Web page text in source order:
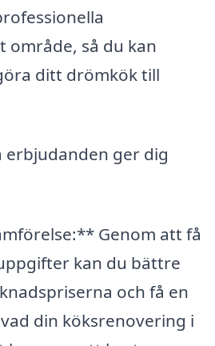
område, så du kan
ditt drömkök till
erbjudanden ger dig
Genom att få
kan du bättre
och få en
din köksrenovering i